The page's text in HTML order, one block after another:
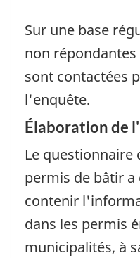
Sur une base
non
sont contactées
l'enquête.
Élaboration de
Le questionnaire
permis de bâtir
contenir
dans les permis
municipalités, à